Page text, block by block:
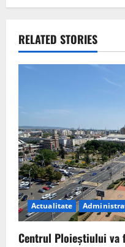
RELATED STORIES
Actualitate
Centrul Ploieștiului va